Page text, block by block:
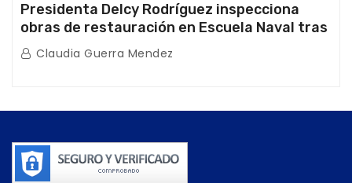
Presidenta Delcy Rodríguez inspecciona
obras de restauración en Escuela Naval tras
afectaciones sísmicas en La Guaira
Claudia Guerra Mendez